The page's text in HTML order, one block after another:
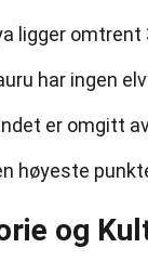
ligger
har ingen
er omgitt
høyeste
og